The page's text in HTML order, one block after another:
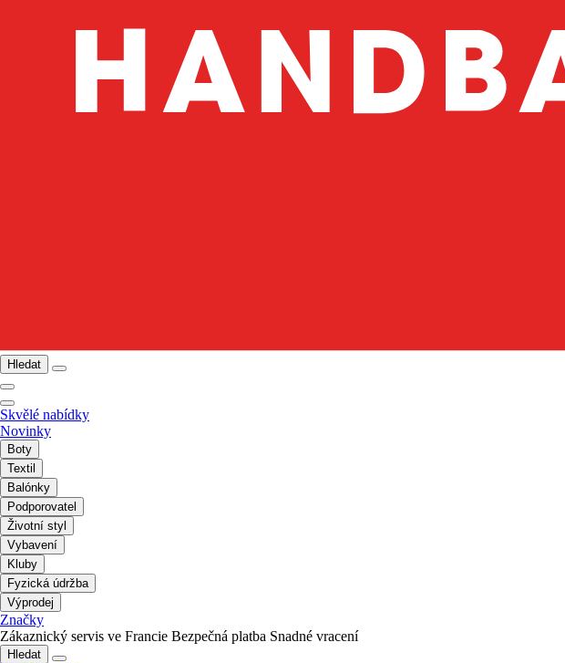
Hledat
Skvělé nabídky
Novinky
Boty
Textil
Balónky
Podporovatel
Životní styl
Vybavení
Kluby
Fyzická údržba
Výprodej
Značky
Zákaznický servis ve Francie Bezpečná platba Snadné vracení
Hledat